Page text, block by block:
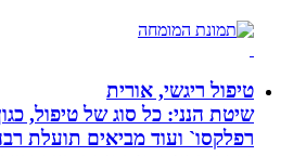
טיפול ריגשי, אורית
שיטת הנני: כל סוג של טיפול, כגון
רפלקסו` ועוד מביאים תועלת רבה